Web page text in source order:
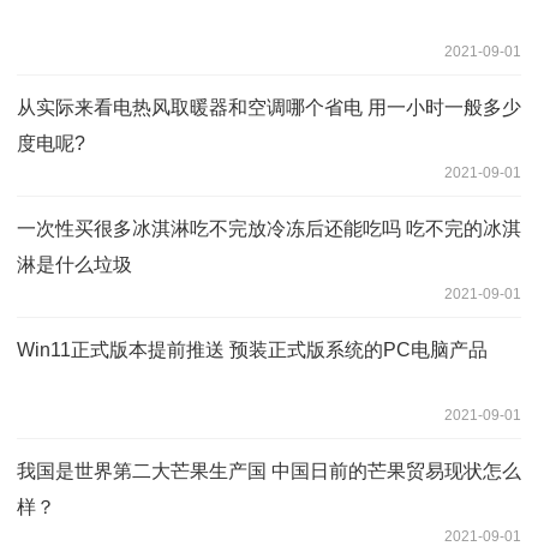
2021-09-01
从实际来看电热风取暖器和空调哪个省电 用一小时一般多少
度电呢?
2021-09-01
一次性买很多冰淇淋吃不完放冷冻后还能吃吗 吃不完的冰淇
淋是什么垃圾
2021-09-01
Win11正式版本提前推送 预装正式版系统的PC电脑产品
2021-09-01
我国是世界第二大芒果生产国 中国日前的芒果贸易现状怎么
样？
2021-09-01